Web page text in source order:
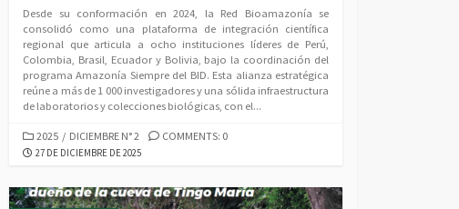
Desde su conformación en 2024, la Red Bioamazonía se
consolidó como una plataforma de integración científica
regional que articula a ocho instituciones líderes de Perú,
Colombia, Brasil, Ecuador y Bolivia, bajo la coordinación del
programa Amazonía Siempre del BID. Esta alianza estratégica
reúne a más de 1 000 investigadores y una sólida infraestructura
de laboratorios y colecciones biológicas, con el...
CATEGORIES
2025 / DICIEMBRE N° 2 COMMENTS: 0
PUBLISHED
27 DE DICIEMBRE DE 2025